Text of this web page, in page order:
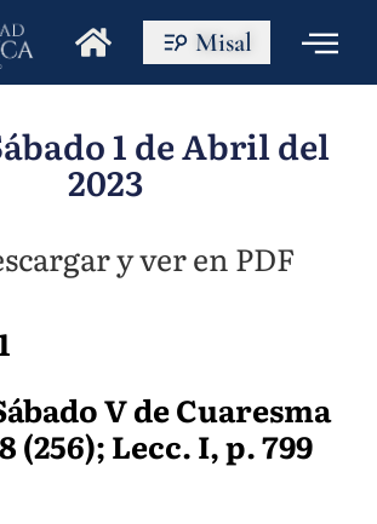
Misal
1 de Abril del
2023
y ver en PDF
V de Cuaresma
(256); Lecc. I, p. 799